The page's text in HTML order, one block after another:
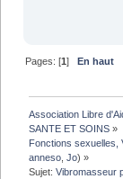
Pages: [1]En haut
Association Libre
SANTE ET SOINS »
Fonctions sexuelles,
anneso ,Jo) »
Sujet:Vibromasseur